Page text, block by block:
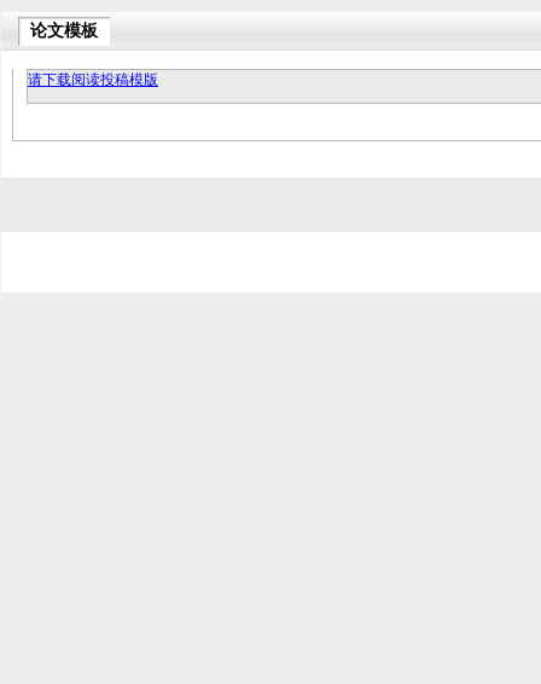
论文模板
请下载阅读投稿模版